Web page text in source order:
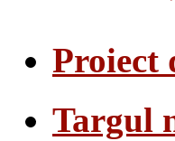
Targul